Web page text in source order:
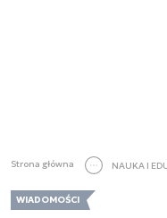
Strona główna NAUKA I
WIADOMOŚCI